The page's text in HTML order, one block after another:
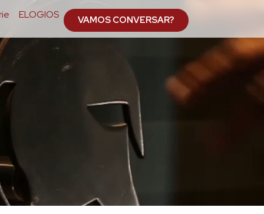
ELOGIOS VAMOS CONVERSAR?